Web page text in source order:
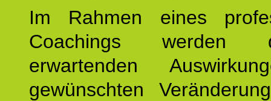
Im Rahmen eines
Coachings
erwartenden
gewünschten